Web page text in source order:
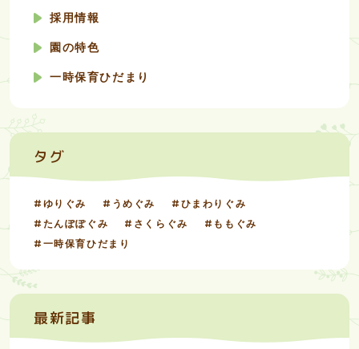
採用情報
園の特色
一時保育ひだまり
タグ
ゆりぐみ うめぐみ
ひまわりぐみ
たんぽぽぐみ
さくらぐみ
ももぐみ
一時保育ひだまり
最新記事